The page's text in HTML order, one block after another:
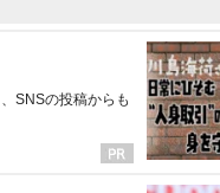
SNSの投稿からも